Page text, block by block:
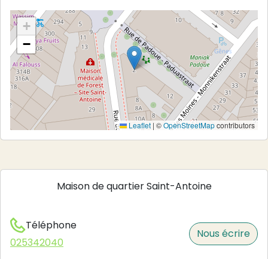
+
−
Leaflet | ©OpenStreetMapcontributors
Maison de quartier Saint-Antoine
Téléphone
025342040
Nous écrire